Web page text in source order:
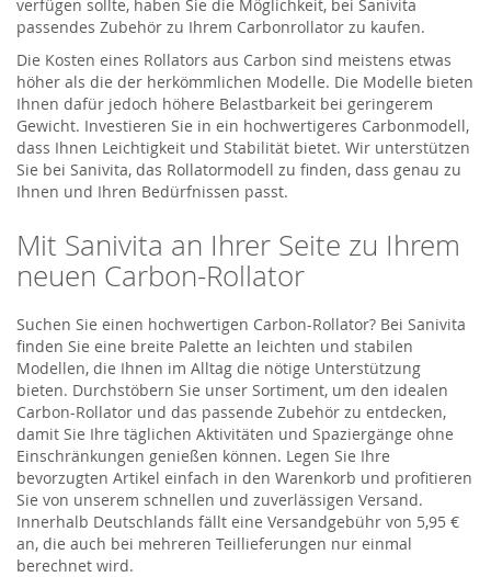
verfügen sollte, haben Sie die Möglichkeit, bei Sanivita
passendes Zubehör zu Ihrem Carbonrollator zu kaufen.
Die Kosten eines Rollators aus Carbon sind meistens etwas
höher als die der herkömmlichen Modelle. Die Modelle bieten
Ihnen dafür jedoch höhere Belastbarkeit bei geringerem
Gewicht. Investieren Sie in ein hochwertigeres Carbonmodell,
dass Ihnen Leichtigkeit und Stabilität bietet. Wir unterstützen
Sie bei Sanivita, das Rollatormodell zu finden, dass genau zu
Ihnen und Ihren Bedürfnissen passt.
Mit Sanivita an Ihrer Seite zu Ihrem
neuen Carbon-Rollator
Suchen Sie einen hochwertigen Carbon-Rollator? Bei Sanivita
finden Sie eine breite Palette an leichten und stabilen
Modellen, die Ihnen im Alltag die nötige Unterstützung
bieten. Durchstöbern Sie unser Sortiment, um den idealen
Carbon-Rollator und das passende Zubehör zu entdecken,
damit Sie Ihre täglichen Aktivitäten und Spaziergänge ohne
Einschränkungen genießen können. Legen Sie Ihre
bevorzugten Artikel einfach in den Warenkorb und profitieren
Sie von unserem schnellen und zuverlässigen Versand.
Innerhalb Deutschlands fällt eine Versandgebühr von 5,95 €
an, die auch bei mehreren Teillieferungen nur einmal
berechnet wird.